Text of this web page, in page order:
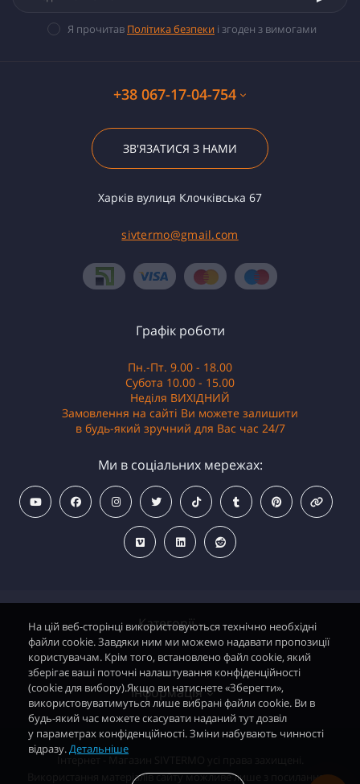
Я прочитав Політика безпеки і згоден з вимогами
+38 067-17-04-754
ЗВ'ЯЗАТИСЯ З НАМИ
Харків вулиця Клочківська 67
sivtermo@gmail.com
Категорії
Водонагрівачі електричні
Димохідні газові колонки
Димохідні газові котли і АОГВ
Радіатори опалення, Тепловентилятори
Інформація
Графік роботи
Пн.-Пт. 9.00 - 18.00
Субота 10.00 - 15.00
Неділя ВИХІДНИЙ
Замовлення на сайті Ви можете залишити
в будь-який зручний для Вас час 24/7
Ми в соціальних мережах:
Інтернет - Магазин SIVTERMO усі права захищені.
Використання матеріалів сайту можливе лише з посиланням
На цій веб-сторінці використовуються технічно необхідні
файли cookie. Завдяки ним ми можемо надавати пропозиції
користувачам. Крім того, встановлено файл cookie, який
зберігає ваші поточні налаштування конфіденційності
(cookie для вибору).Якщо ви натиснете «Зберегти»,
використовуватимуться лише вибрані файли cookie. Ви в
будь-який час можете скасувати наданий тут дозвіл
у параметрах конфіденційності. Зміни набувають чинності
відразу.Детальніше